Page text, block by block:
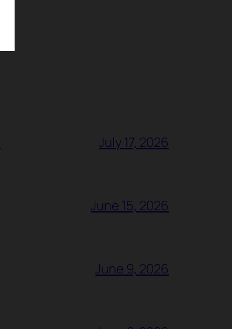
July 17, 2026
June 15, 2026
June 9, 2026